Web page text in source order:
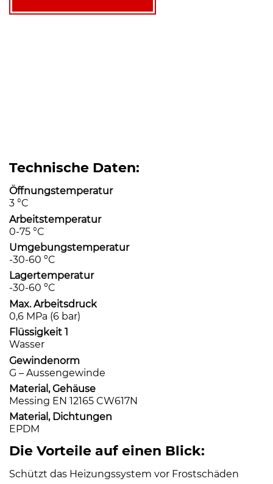
1
Technische Daten:
Öffnungstemperatur
3 °C
Arbeitstemperatur
0-75 °C
Umgebungstemperatur
-30-60 ºC
Lagertemperatur
-30-60 ºC
Max. Arbeitsdruck
0,6 MPa (6 bar)
Flüssigkeit 1
Wasser
Gewindenorm
G – Aussengewinde
Material, Gehäuse
Messing EN 12165 CW617N
Material, Dichtungen
EPDM
Die Vorteile auf einen Blick:
Schützt das Heizungssystem vor Frostschäden